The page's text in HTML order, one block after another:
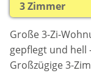
3 Zimmer
Große 3-Zi-
gepflegt und hell
Großzügige 3-